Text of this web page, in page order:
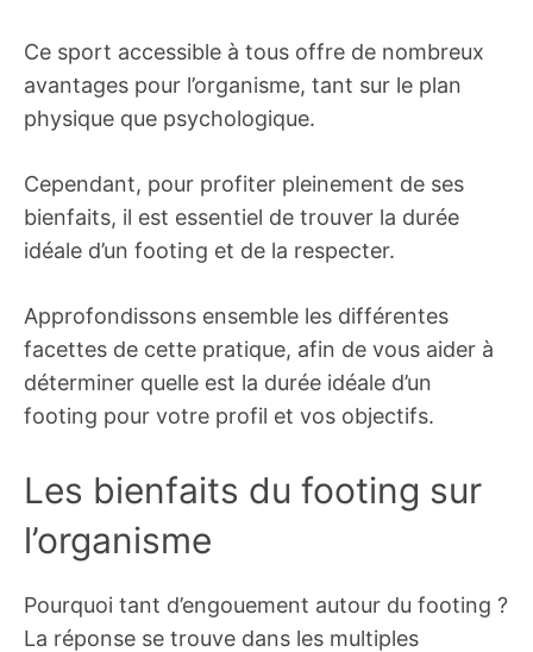
Ce sport accessible à tous offre de nombreux
avantages pour l’organisme, tant sur le plan
physique que psychologique.
Cependant, pour profiter pleinement de ses
bienfaits, il est essentiel de trouver la durée
idéale d’un footing et de la respecter.
Approfondissons ensemble les différentes
facettes de cette pratique, afin de vous aider à
déterminer quelle est la durée idéale d’un
footing pour votre profil et vos objectifs.
Les bienfaits du footing sur
l’organisme
Pourquoi tant d’engouement autour du footing ?
La réponse se trouve dans les multiples